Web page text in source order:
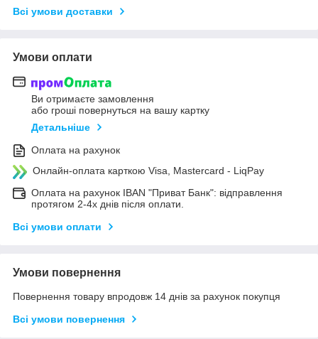
Всі умови доставки
Умови оплати
Ви отримаєте замовлення
або гроші повернуться на вашу картку
Детальніше
Оплата на рахунок
Онлайн-оплата карткою Visa, Mastercard - LiqPay
Оплата на рахунок IBAN "Приват Банк": відправлення
протягом 2-4х днів після оплати.
Всі умови оплати
Умови повернення
Повернення товару впродовж 14 днів за рахунок покупця
Всі умови повернення